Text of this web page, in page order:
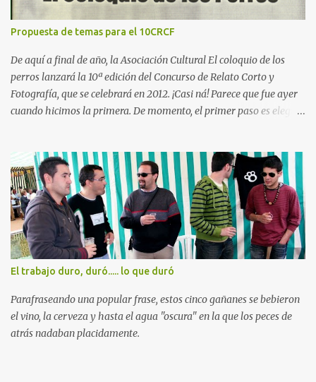
de Rabo de Peixe y empezamos a unir todos los puntos que
habíamos estado sospechando durante la semana y que ahora me
dispongo a contaros. El 6 de junio de 2001 el mar dejó media
tonelada de cocaína en una comunidad de pescadores, esta
procedía de algún país de Latinoamérica, no se tiene claro si de ...
Propuesta de temas para el 10CRCF
De aquí a final de año, la Asociación Cultural El coloquio de los
perros lanzará la 10ª edición del Concurso de Relato Corto y
Fotografía, que se celebrará en 2012. ¡Casi ná! Parece que fue ayer
cuando hicimos la primera. De momento, el primer paso es elegir
con los enlaces a los libros con las obras más destacadas: - 2003 y
2004: Cooperación internacional, desarrollo solidario e
interculturalidad . - 2005: Quijote y Sancho en el siglo XXI . -
2006: Humor social. ¡Me río por no llorar! - 2007: Superhéroes . -
2008: De película . - 2009: In vino veritas . - 2010: Música, maestro
. - 2011: Las tres culturas .
El trabajo duro, duró..... lo que duró
Parafraseando una popular frase, estos cinco gañanes se bebieron
el vino, la cerveza y hasta el agua "oscura" en la que los peces de
atrás nadaban placidamente.